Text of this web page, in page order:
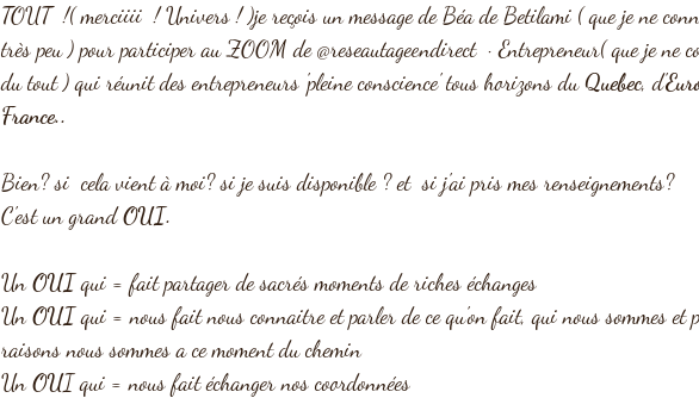
TOUT  !( merciiii  ! Univers ! )je reçois un message de Béa de Betilami ( que je ne
très peu ) pour participer au ZOOM de @reseautageendirect  · Entrepreneur( que je ne
du tout ) qui réunit des entrepreneurs 'pleine conscience' tous horizons du Quebec, d'
France..
Bien? si  cela vient à moi? si je suis disponible ? et  si j'ai pris mes renseignements?
C'est un grand OUI.
Un OUI qui = fait partager de sacrés moments de riches échanges
Un OUI qui = nous fait nous connaitre et parler de ce qu'on fait, qui nous sommes et
raisons nous sommes a ce moment du chemin
Un OUI qui = nous fait échanger nos coordonnées